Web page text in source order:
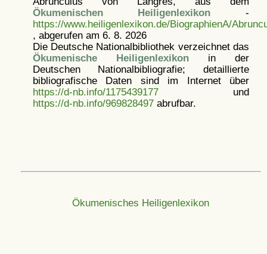
Ökumenischen Heiligenlexikon -
https://www.heiligenlexikon.de/BiographienA/
, abgerufen am 6. 8. 2026
Die Deutsche Nationalbibliothek verzeichnet das
Ökumenische Heiligenlexikonin der
Deutschen Nationalbibliografie; detaillierte
bibliografische Daten sind im Internet über
https://d-nb.info/1175439177und
https://d-nb.info/969828497abrufbar.
Ökumenisches Heiligenlexikon